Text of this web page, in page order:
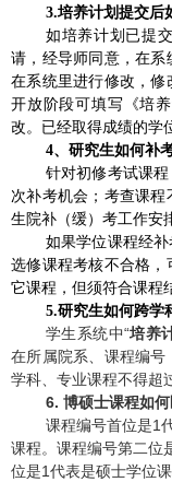
3.培养计划提交后
如培养计划已提
请，经导师同意，在
在系统里进行修改，
开放阶段可填写《培
改。已经取得成绩的学
4、研究生如何补
针对初修考试课程
次补考机会；考查课
生院补（缓）考工作安
如果学位课程经补
选修课程考核不合格
它课程，但须符合课程
5.研究生如何跨学
学生系统中“培养
在所属院系、课程编
学科、专业课程不得超
6. 博硕士课程如何
课程编号首位是1
课程。课程编号第二位
位是1代表是硕士学位